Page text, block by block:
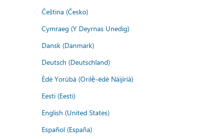
Čeština (Česko)
Cymraeg (Y Deyrnas Unedig)
Dansk (Danmark)
Deutsch (Deutschland)
Èdè Yorùbá (Orilẹ̀-èdè Nàìjíríà)
Eesti (Eesti)
English (United States)
Español (España)